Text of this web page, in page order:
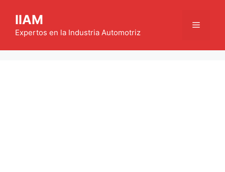
contenido
IIAM
Expertos en la Industria Automotriz
Menú